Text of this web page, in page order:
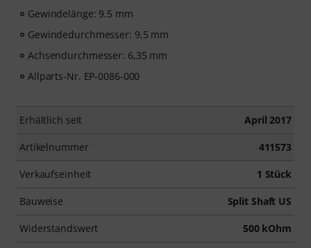
Gewindelänge: 9.5 mm
Gewindedurchmesser: 9,5 mm
Achsendurchmesser: 6,35 mm
Allparts-Nr. EP-0086-000
Erhältlich seit April 2017
Artikelnummer 411573
Verkaufseinheit 1 Stück
Bauweise Split Shaft US
Widerstandswert 500 kOhm